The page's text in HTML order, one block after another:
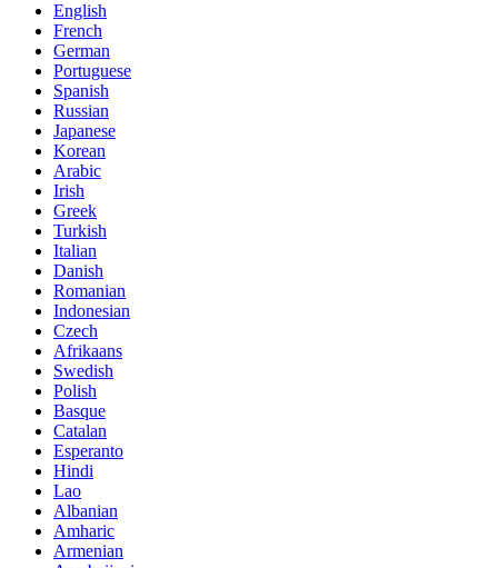
English
French
German
Portuguese
Spanish
Russian
Japanese
Korean
Arabic
Irish
Greek
Turkish
Italian
Danish
Romanian
Indonesian
Czech
Afrikaans
Swedish
Polish
Basque
Catalan
Esperanto
Hindi
Lao
Albanian
Amharic
Armenian